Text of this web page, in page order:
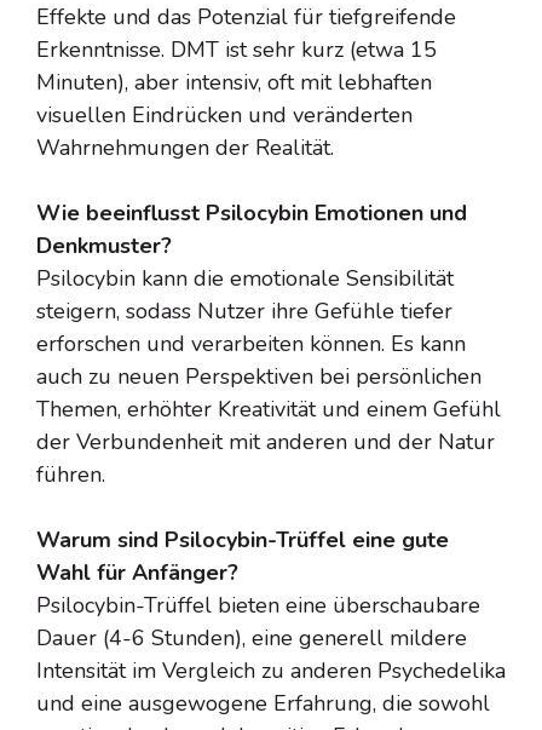
Effekte und das Potenzial für tiefgreifende
Erkenntnisse. DMT ist sehr kurz (etwa 15
Minuten), aber intensiv, oft mit lebhaften
visuellen Eindrücken und veränderten
Wahrnehmungen der Realität.
Wie beeinflusst Psilocybin Emotionen und
Denkmuster?
Psilocybin kann die emotionale Sensibilität
steigern, sodass Nutzer ihre Gefühle tiefer
erforschen und verarbeiten können. Es kann
auch zu neuen Perspektiven bei persönlichen
Themen, erhöhter Kreativität und einem Gefühl
der Verbundenheit mit anderen und der Natur
führen.
Warum sind Psilocybin-Trüffel eine gute
Wahl für Anfänger?
Psilocybin-Trüffel bieten eine überschaubare
Dauer (4-6 Stunden), eine generell mildere
Intensität im Vergleich zu anderen Psychedelika
und eine ausgewogene Erfahrung, die sowohl